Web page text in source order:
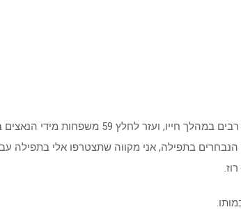
“הרב כהן שירת רבים במהלך חייו,
בתפילה, אני מקווה שתצטרפו אלי בתפילה